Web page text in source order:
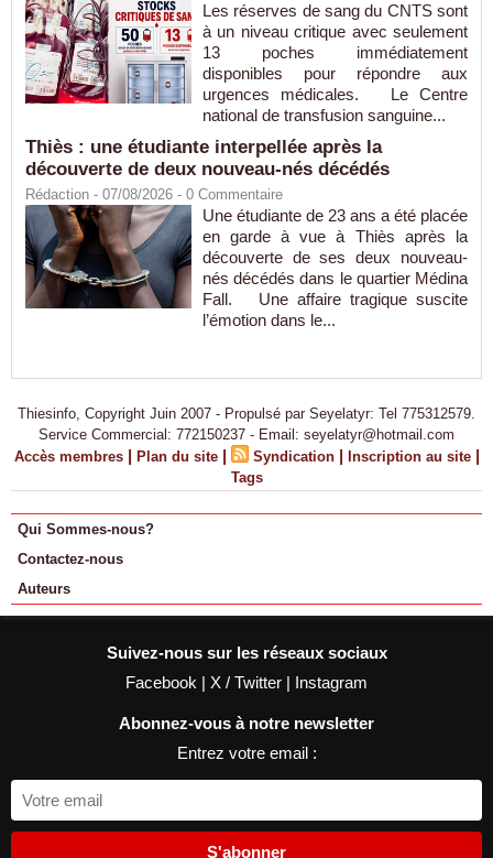
Les réserves de sang du CNTS sont
à un niveau critique avec seulement
13 poches immédiatement
disponibles pour répondre aux
urgences médicales. Le Centre
national de transfusion sanguine...
Thiès : une étudiante interpellée après la
découverte de deux nouveau-nés décédés
Rédaction - 07/08/2026 - 0 Commentaire
Une étudiante de 23 ans a été placée
en garde à vue à Thiès après la
découverte de ses deux nouveau-
nés décédés dans le quartier Médina
Fall. Une affaire tragique suscite
l’émotion dans le...
Thiesinfo, Copyright Juin 2007 - Propulsé par Seyelatyr: Tel 775312579.
Service Commercial: 772150237 - Email: seyelatyr@hotmail.com
Accès membres | Plan du site | Syndication | Inscription au site |
Tags
Qui Sommes-nous?
Contactez-nous
Auteurs
Suivez-nous sur les réseaux sociaux
Facebook | X / Twitter | Instagram
Abonnez-vous à notre newsletter
Entrez votre email :
S'abonner